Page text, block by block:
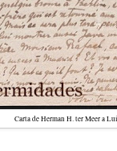
Carta de Herman H. ter Meer a